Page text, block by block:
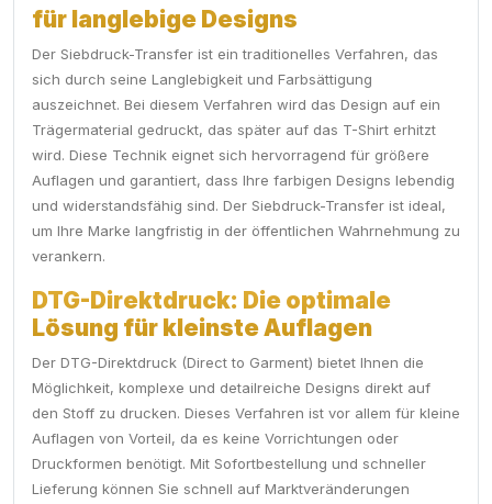
für langlebige Designs
Der Siebdruck-Transfer ist ein traditionelles Verfahren, das
sich durch seine Langlebigkeit und Farbsättigung
auszeichnet. Bei diesem Verfahren wird das Design auf ein
Trägermaterial gedruckt, das später auf das T-Shirt erhitzt
wird. Diese Technik eignet sich hervorragend für größere
Auflagen und garantiert, dass Ihre farbigen Designs lebendig
und widerstandsfähig sind. Der Siebdruck-Transfer ist ideal,
um Ihre Marke langfristig in der öffentlichen Wahrnehmung zu
verankern.
DTG-Direktdruck: Die optimale
Lösung für kleinste Auflagen
Der DTG-Direktdruck (Direct to Garment) bietet Ihnen die
Möglichkeit, komplexe und detailreiche Designs direkt auf
den Stoff zu drucken. Dieses Verfahren ist vor allem für kleine
Auflagen von Vorteil, da es keine Vorrichtungen oder
Druckformen benötigt. Mit Sofortbestellung und schneller
Lieferung können Sie schnell auf Marktveränderungen